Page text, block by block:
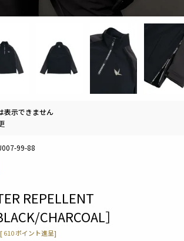
REPELLENT
CHARCOAL］
[ 610 ポイント進呈]
99-88
表示できません